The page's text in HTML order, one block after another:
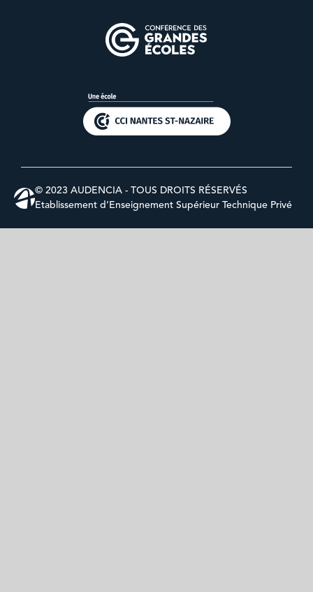
© 2023 AUDENCIA - TOUS DROITS RÉSERVÉS
Etablissement d’Enseignement Supérieur Technique Privé